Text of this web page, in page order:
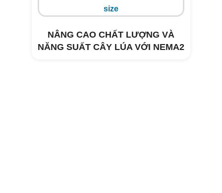
NÂNG CAO CHẤT LƯỢNG VÀ
NĂNG SUẤT CÂY LÚA VỚI NEMA2